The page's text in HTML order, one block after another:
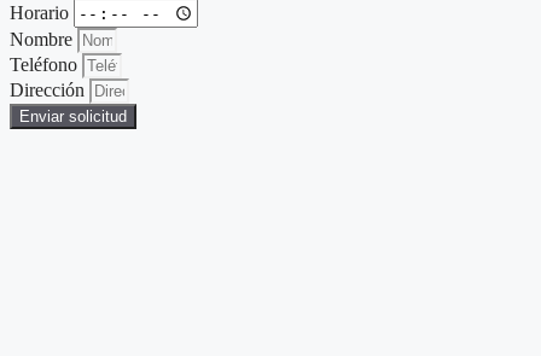
Horario
Nombre
Teléfono
Dirección
Enviar solicitud